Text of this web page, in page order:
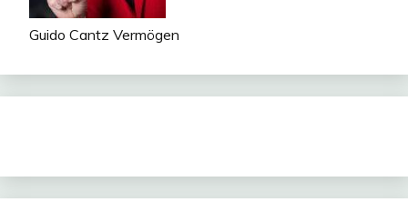
Guido Cantz Vermögen